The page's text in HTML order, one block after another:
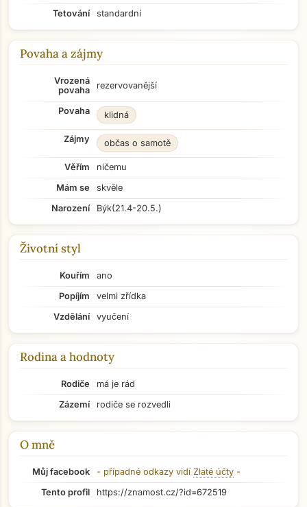
Tetování
standardní
Povaha a zájmy
Vrozená
povaha
rezervovanější
Povaha klidná
Zájmy občas o samotě
Věřím
ničemu
Mám se
skvěle
Narození
Býk(21.4-20.5.)
Životní styl
Kouřím
ano
Popíjím
velmi zřídka
Vzdělání
vyučení
Rodina a hodnoty
Rodiče
má je rád
Zázemí
rodiče se rozvedli
O mně
Můj facebook - případné odkazy vidí Zlaté účty -
Tento profil
https://znamost.cz/?id=672519